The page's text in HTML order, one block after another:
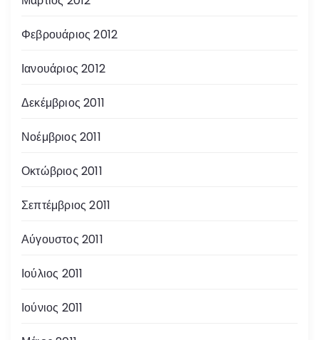
Φεβρουάριος 2012
Ιανουάριος 2012
Δεκέμβριος 2011
Νοέμβριος 2011
Οκτώβριος 2011
Σεπτέμβριος 2011
Αύγουστος 2011
Ιούλιος 2011
Ιούνιος 2011